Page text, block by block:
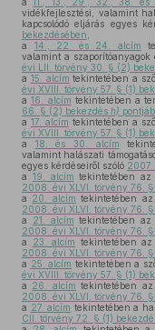
vidékfejlesztési, valamint
kapcsolódó eljárás egyes
bekezdésében
a 14., 22. és 24. alcím
valamint a szaporítóanyagok
évi LII. törvény 30. § (2)
a 15. alcím tekintetében a
évi XVIII. törvény 57. § (1)
a16. alcím tekintetében a
66. § (2) bekezdés h)
a 17. alcím tekintetében a
évi XVIII. törvény 57. § (1)
a 18. és 30. alcím
valamint halászati
egyes kérdéseiről szóló 2007.
a 19. alcím tekintetében az
2008. évi XLVI. törvény 76.
a 20. alcím tekintetében
2008. évi XLVI. törvény 76.
a
21. alcím tekintetében az
2008. évi XLVI. törvény 76.
a
23. alcím tekintetében
2008. évi XLVI. törvény 76.
a 25. alcím tekintetében a
évi XVIII. törvény 57. § (1)
a 26. alcím tekintetében
2008. évi XLVI. törvény 76.
a 27. alcím tekintetében a
CII. törvény 72. § (1)